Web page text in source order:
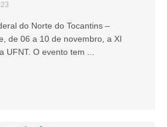
do Norte do Tocantins –
de 06 a 10 de novembro, a XI
UFNT. O evento tem ...